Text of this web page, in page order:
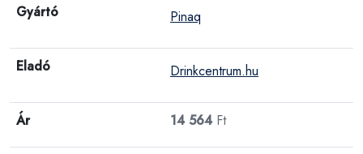
Gyártó Pinaq
Eladó Drinkcentrum.hu
Ár 14 564Ft